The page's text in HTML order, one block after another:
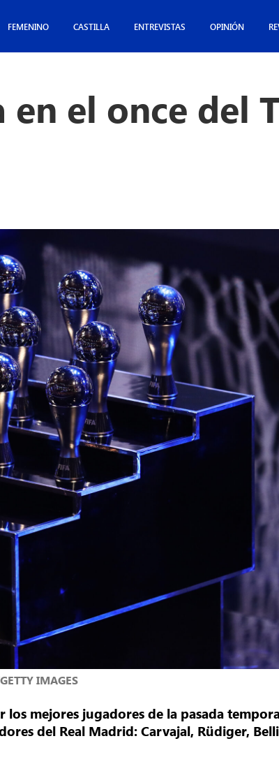
FEMENINO CASTILLA ENTREVISTAS OPINIÓN
el once del
IMAGES
mejores jugadores de la pasada
del Real Madrid: Carvajal, Rüdiger,